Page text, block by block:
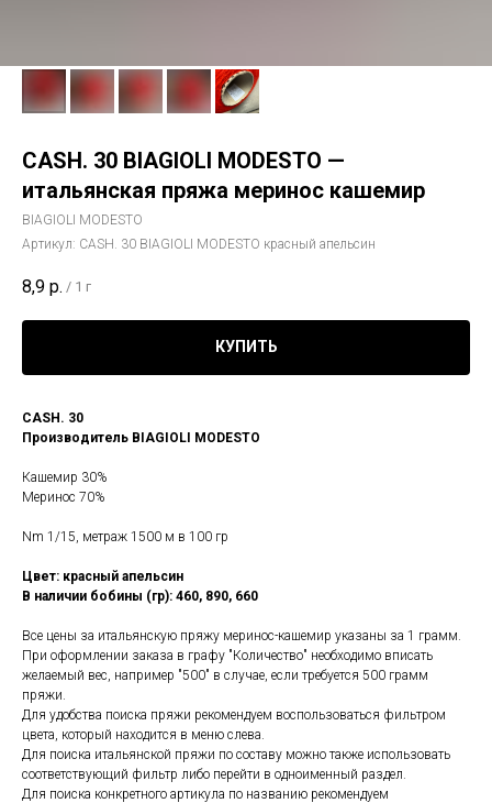
CASH. 30 BIAGIOLI MODESTO —
итальянская пряжа меринос кашемир
BIAGIOLI MODESTO
Артикул: CASH. 30 BIAGIOLI MODESTO красный апельсин
8,9 р. / 1 г
КУПИТЬ
CASH. 30
Производитель BIAGIOLI MODESTO
Кашемир 30%
Меринос 70%
Nm 1/15, метраж 1500 м в 100 гр
Цвет: красный апельсин
В наличии бобины (гр): 460, 890, 660
Все цены за итальянскую пряжу меринос-кашемир указаны за 1 грамм.
При оформлении заказа в графу "Количество" необходимо вписать
желаемый вес, например "500" в случае, если требуется 500 грамм
пряжи.
Для удобства поиска пряжи рекомендуем воспользоваться фильтром
цвета, который находится в меню слева.
Для поиска итальянской пряжи по составу можно также использовать
соответствующий фильтр либо перейти в одноименный раздел.
Для поиска конкретного артикула по названию рекомендуем